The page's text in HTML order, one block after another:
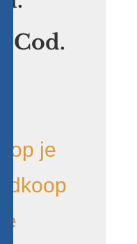
Cod.
je